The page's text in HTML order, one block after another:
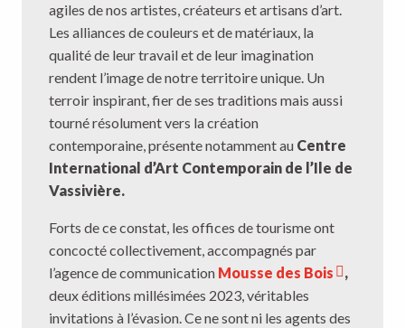
agiles de nos artistes, créateurs et artisans d’art.
Les alliances de couleurs et de matériaux, la
qualité de leur travail et de leur imagination
rendent l’image de notre territoire unique. Un
terroir inspirant, fier de ses traditions mais aussi
tourné résolument vers la création
contemporaine, présente notamment au Centre
International d’Art Contemporain de l’Ile de
Vassivière.
Forts de ce constat, les offices de tourisme ont
concocté collectivement, accompagnés par
l’agence de communication Mousse des Bois
,
deux éditions millésimées 2023, véritables
invitations à l’évasion. Ce ne sont ni les agents des